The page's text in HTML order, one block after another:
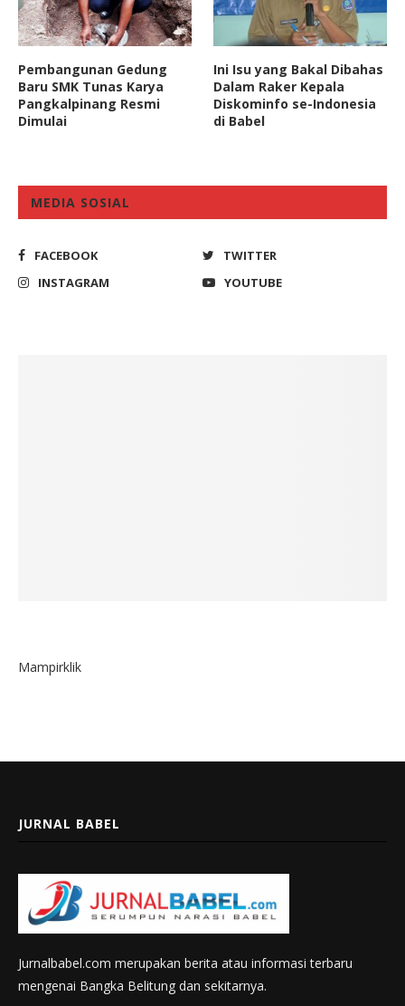
Pembangunan Gedung
Baru SMK Tunas Karya
Pangkalpinang Resmi
Dimulai
Ini Isu yang Bakal Dibahas
Dalam Raker Kepala
Diskominfo se-Indonesia
di Babel
MEDIA SOSIAL
FACEBOOK
TWITTER
INSTAGRAM
YOUTUBE
Mampirklik
JURNAL BABEL
Jurnalbabel.com merupakan berita atau informasi terbaru
mengenai Bangka Belitung dan sekitarnya.